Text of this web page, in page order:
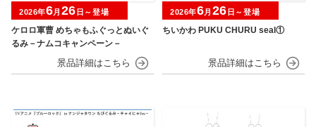
ケロロ軍曹 めちゃもふぐっとぬいぐ
るみ－ナムコキャンペーン－
2026年6月 26 日～登場
ちいかわ PUKU CHURU seal①
2026年6月 26 日～登場